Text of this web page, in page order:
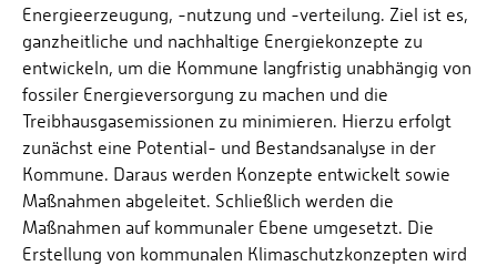
Energieerzeugung, -nutzung und -verteilung. Ziel ist es,
ganzheitliche und nachhaltige Energiekonzepte zu
entwickeln, um die Kommune langfristig unabhängig von
fossiler Energieversorgung zu machen und die
Treibhausgasemissionen zu minimieren. Hierzu erfolgt
zunächst eine Potential- und Bestandsanalyse in der
Kommune. Daraus werden Konzepte entwickelt sowie
Maßnahmen abgeleitet. Schließlich werden die
Maßnahmen auf kommunaler Ebene umgesetzt. Die
Erstellung von kommunalen Klimaschutzkonzepten wird